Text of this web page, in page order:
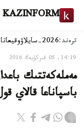
KAZINFORM
ترەند:2026-سايلاۋ وقيعا
14:19, 05 قىركۇيەك 2016
مەملەكەتتىك
باسپاناعا قالاي